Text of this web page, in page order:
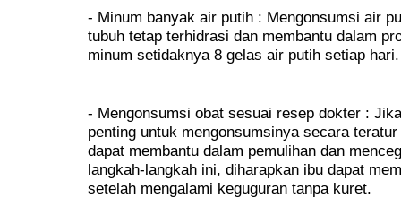
- Minum banyak air putih : Mengonsumsi air
tubuh tetap terhidrasi dan membantu dalam
minum setidaknya 8 gelas air putih setiap hari.
- Mengonsumsi obat sesuai resep dokter :
penting untuk mengonsumsinya secara
dapat membantu dalam pemulihan dan
langkah-langkah ini, diharapkan ibu dapat
setelah mengalami keguguran tanpa kuret.